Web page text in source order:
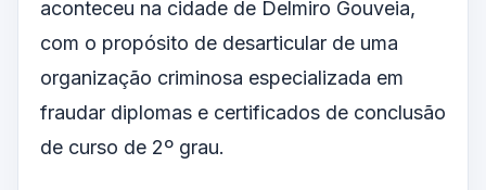
aconteceu na cidade de Delmiro Gouveia,
com o propósito de desarticular de uma
organização criminosa especializada em
fraudar diplomas e certificados de conclusão
de curso de 2º grau.